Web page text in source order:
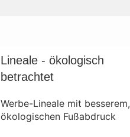
Lineale - ökologisch
betrachtet
Werbe-Lineale mit besserem,
ökologischen Fußabdruck